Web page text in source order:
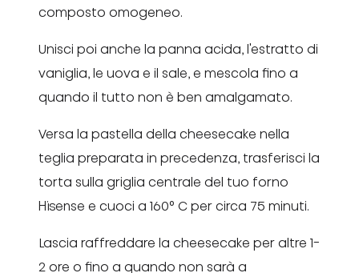
composto omogeneo.
Unisci poi anche la panna acida, l'estratto di
vaniglia, le uova e il sale, e mescola fino a
quando il tutto non è ben amalgamato.
Versa la pastella della cheesecake nella
teglia preparata in precedenza, trasferisci la
torta sulla griglia centrale del tuo forno
Hisense e cuoci a 160° C per circa 75 minuti.
Lascia raffreddare la cheesecake per altre 1-
2 ore o fino a quando non sarà a